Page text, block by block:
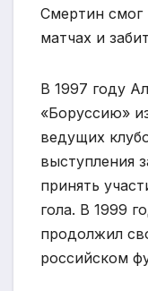
Смертин смог
матчах и
В 1997 году
«Боруссию»
ведущих
выступления
принять
гола. В 1999
продолжил
российском